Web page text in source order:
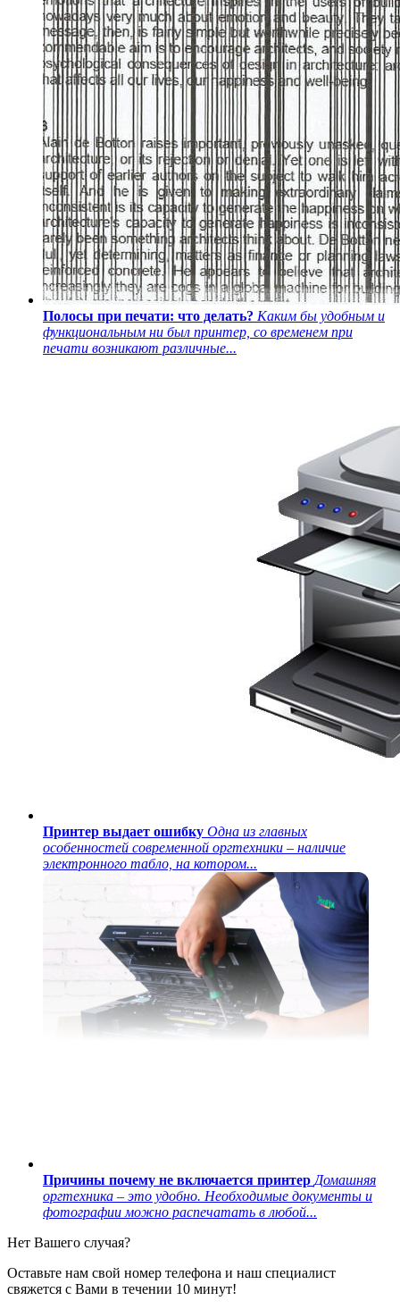
Полосы при печати: что делать? Каким бы удобным и
функциональным ни был принтер, со временем при
печати возникают различные...
Принтер выдает ошибку Одна из главных
особенностей современной оргтехники – наличие
электронного табло, на котором...
Причины почему не включается принтер Домашняя
оргтехника – это удобно. Необходимые документы и
фотографии можно распечатать в любой...
Нет Вашего случая?
Оставьте нам свой номер телефона и наш специалист
свяжется с Вами в течении 10 минут!